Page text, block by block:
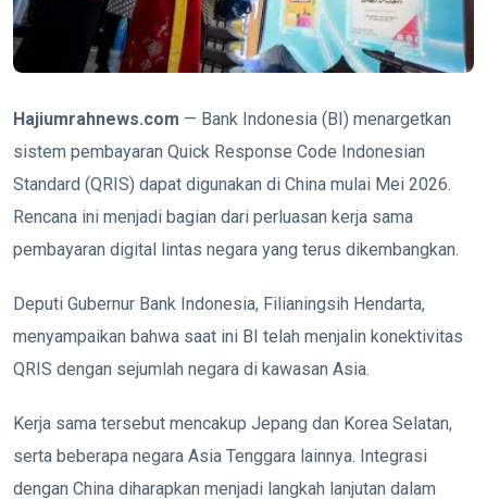
Hajiumrahnews.com — Bank Indonesia (BI) menargetkan
sistem pembayaran Quick Response Code Indonesian
Standard (QRIS) dapat digunakan di China mulai Mei 2026.
Rencana ini menjadi bagian dari perluasan kerja sama
pembayaran digital lintas negara yang terus dikembangkan.
Deputi Gubernur Bank Indonesia, Filianingsih Hendarta,
menyampaikan bahwa saat ini BI telah menjalin konektivitas
QRIS dengan sejumlah negara di kawasan Asia.
Kerja sama tersebut mencakup Jepang dan Korea Selatan,
serta beberapa negara Asia Tenggara lainnya. Integrasi
dengan China diharapkan menjadi langkah lanjutan dalam